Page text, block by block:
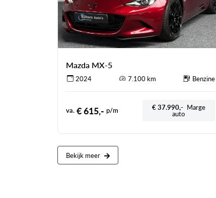
Mazda MX-5
2024 7.100 km Benzine
va. € 615,- p/m € 37.990,- Marge
auto
Bekijk meer